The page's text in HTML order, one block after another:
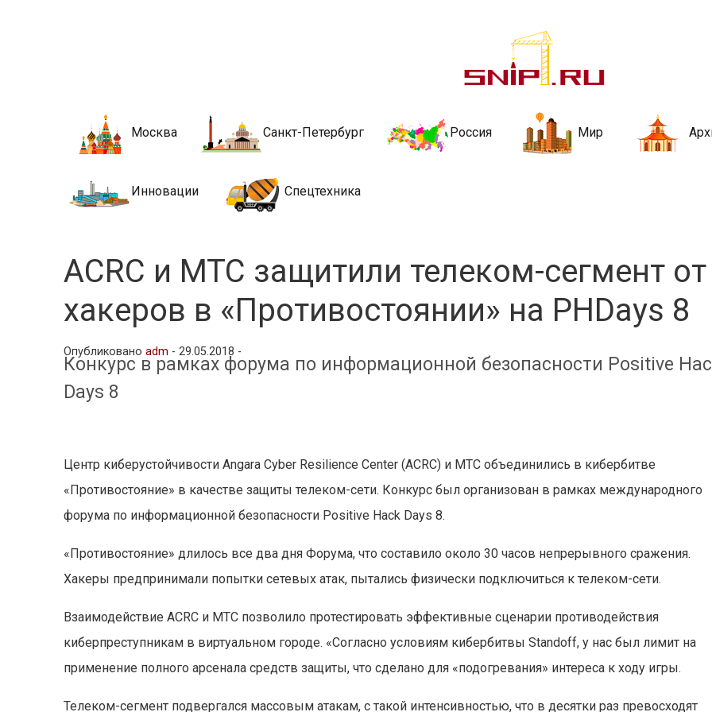
Новости строительства и
стройкой рубрики
Москва Санкт-Петербург Россия Мир
Инновации Спецтехника
ACRC и МТС защитили телеком-сегмент от
хакеров в «Противостоянии» на PHDays 8
Опубликованоadm -29.05.2018 -
Конкурс в рамках форума по информационной безопасности Positive
Days 8
Центр киберустойчивости Angara Cyber Resilience Center (ACRC) и МТС объединились в кибербитве
«Противостояние» в качестве защиты телеком-сети. Конкурс был организован в рамках международного
форума по информационной безопасности Positive Hack Days 8.
«Противостояние» длилось все два дня Форума, что составило около 30 часов непрерывного сражения.
Хакеры предпринимали попытки сетевых атак, пытались физически подключиться к телеком-сети.
Взаимодействие ACRC и МТС позволило протестировать эффективные сценарии противодействия
киберпреступникам в виртуальном городе. «Согласно условиям кибербитвы Standoff, у нас был лимит на
применение полного арсенала средств защиты, что сделано для «подогревания» интереса к ходу игры.
Телеком-сегмент подвергался массовым атакам, с такой интенсивностью, что в десятки раз превосходят